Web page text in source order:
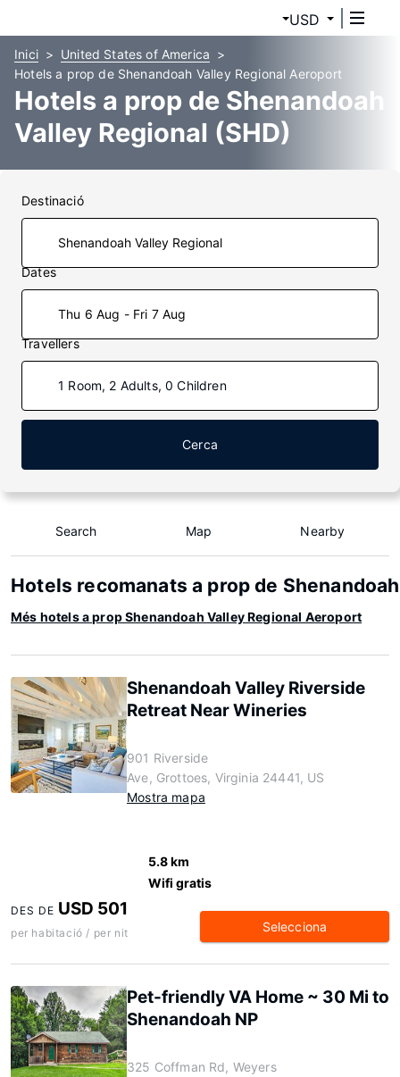
USD
Inici
United States of America
Hotels a prop de Shenandoah Valley Regional Aeroport
Hotels a prop de Shenandoah
Valley Regional (SHD)
Destinació
Dates
Thu 6 Aug - Fri 7 Aug
Travellers
1 Room, 2 Adults, 0 Children
Cerca
Search Map Nearby
Hotels recomanats a prop de
Més hotels a prop Shenandoah Valley Regional Aeroport
Shenandoah Valley Riverside
Retreat Near Wineries
901 Riverside
Ave, Grottoes, Virginia 24441, US
Mostra mapa
5.8 km
Wifi gratis
DES DE USD 501
per habitació / per nit Selecciona
Pet-friendly VA Home ~ 30 Mi to
Shenandoah NP
325 Coffman Rd, Weyers